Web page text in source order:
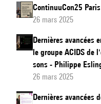
ContinuuCon25
26 mars 2025
Dernières avancées
le groupe ACIDS de
sons - Philippe
26 mars 2025
Dernières avancées